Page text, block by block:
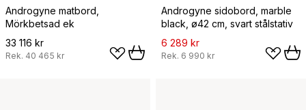
Androgyne matbord,
Mörkbetsad ek
33 116 kr
Rek. 40 465 kr
Androgyne sidobord, marble
black, ø42 cm, svart stålstativ
6 289 kr
Rek. 6 990 kr